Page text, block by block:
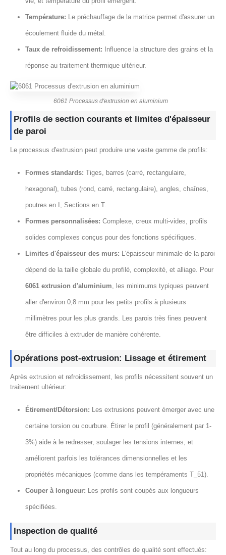
Température: Le préchauffage de la matrice permet d'assurer un
écoulement fluide du métal.
Taux de refroidissement: Influence la structure des grains et la
réponse au traitement thermique ultérieur.
6061 Processus d'extrusion en aluminium
Profils de section courants et limites d'épaisseur
de paroi
Le processus d'extrusion peut produire une vaste gamme de profils:
Formes standards: Tiges, barres (carré, rectangulaire,
hexagonal), tubes (rond, carré, rectangulaire), angles, chaînes,
poutres en I, Sections en T.
Formes personnalisées: Complexe, creux multi-vides, profils
solides complexes conçus pour des fonctions spécifiques.
Limites d'épaisseur des murs: L'épaisseur minimale de la paroi
dépend de la taille globale du profilé, complexité, et alliage. Pour
6061 extrusion d'aluminium , les minimums typiques peuvent
aller d'environ 0,8 mm pour les petits profils à plusieurs
millimètres pour les plus grands. Les parois très fines peuvent
être difficiles à extruder de manière cohérente.
Opérations post-extrusion: Lissage et étirement
Après extrusion et refroidissement, les profils nécessitent souvent un
traitement ultérieur:
Étirement/Détorsion: Les extrusions peuvent émerger avec une
certaine torsion ou courbure. Étirer le profil (généralement par 1-
3%) aide à le redresser, soulager les tensions internes, et
améliorent parfois les tolérances dimensionnelles et les
propriétés mécaniques (comme dans les tempéraments T_51).
Couper à longueur: Les profils sont coupés aux longueurs
spécifiées.
Inspection de qualité
Tout au long du processus, des contrôles de qualité sont effectués: